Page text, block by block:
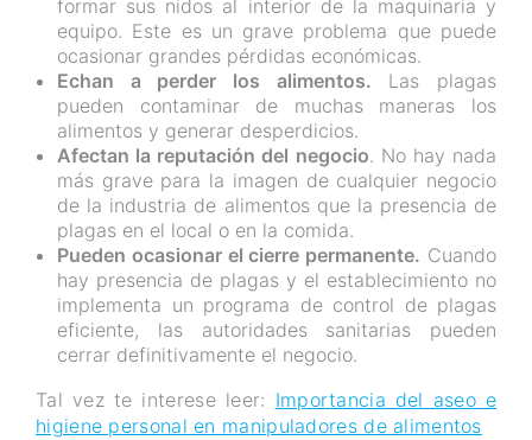
formar sus nidos al interior de la maquinaria y
equipo. Este es un grave problema que puede
ocasionar grandes pérdidas económicas.
Echan a perder los alimentos. Las plagas
pueden contaminar de muchas maneras los
alimentos y generar desperdicios.
Afectan la reputación del negocio. No hay nada
más grave para la imagen de cualquier negocio
de la industria de alimentos que la presencia de
plagas en el local o en la comida.
Pueden ocasionar el cierre permanente. Cuando
hay presencia de plagas y el establecimiento no
implementa un programa de control de plagas
eficiente, las autoridades sanitarias pueden
cerrar definitivamente el negocio.
Tal vez te interese leer: Importancia del aseo e
higiene personal en manipuladores de alimentos